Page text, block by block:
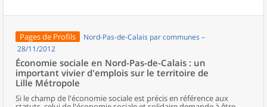
boulangeries ou les supérettes, n’apparaissent de façon
services de proximité. Quant aux services médicaux, ils sont situés
dans des communes bénéficiant d’un nombre d’équipements
encore plus large. Aux communes qui possèdent au moins un
service de proximité, s’ajoutent 1 888 communes qui n’en
possèdent aucun. Elles abritent 162 000 habitants.
Pages de Profils
Nord-Pas-de-Calais par communes –
28/11/2012
Économie sociale en Nord-Pas-de-Calais : un
important vivier d'emplois sur le territoire de
Lille Métropole
Si le champ de l'économie sociale est précis en référence aux